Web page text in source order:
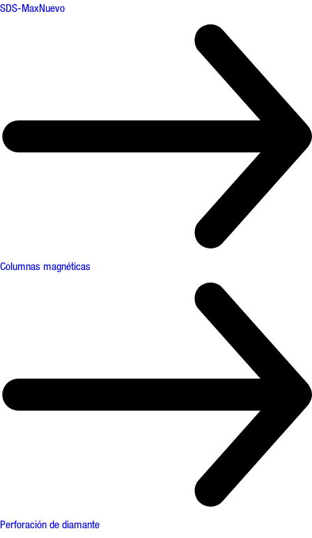
SDS-MaxNuevo
Columnas magnéticas
Perforación de diamante